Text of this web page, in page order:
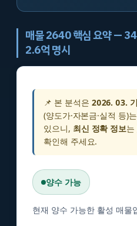
매물 2640 핵심 요약 —
2.6억 명시
📌 본 분석은 2026. 03.
(양도가·자본금·실적 등)
있으니, 최신 정확 정보는
확인해 주세요.
양수 가능
현재 양수 가능한 활성 매물